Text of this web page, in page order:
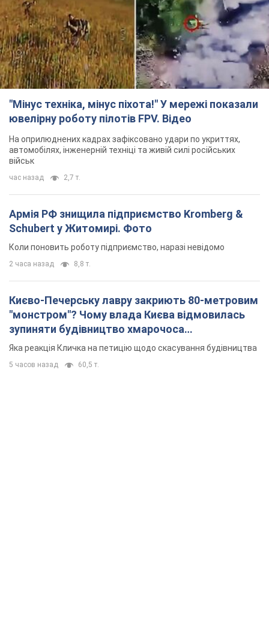
"Мінус техніка, мінус піхота!" У мережі показали
ювелірну роботу пілотів FPV. Відео
На оприлюднених кадрах зафіксовано удари по укриттях,
автомобілях, інженерній техніці та живій силі російських
військ
час назад 2,7 т.
Армія РФ знищила підприємство Kromberg &
Schubert у Житомирі. Фото
Коли поновить роботу підприємство, наразі невідомо
2 часа назад 8,8 т.
Києво-Печерську лавру закриють 80-метровим
"монстром"? Чому влада Києва відмовилась
зупиняти будівництво хмарочоса
"московського вірянина"
Яка реакція Кличка на петицію щодо скасування будівництва
5 часов назад 60,5 т.